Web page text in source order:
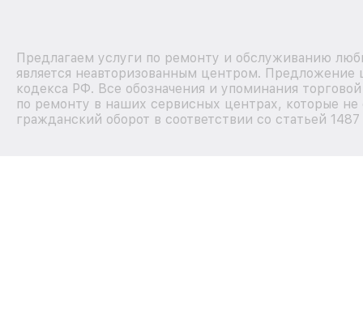
Предлагаем услуги по ремонту и обслуживанию
является неавторизованным центром.
кодекса РФ. Все обозначения и упоминания
по ремонту в наших сервисных центрах, которые
гражданский оборот в соответствии со статьей